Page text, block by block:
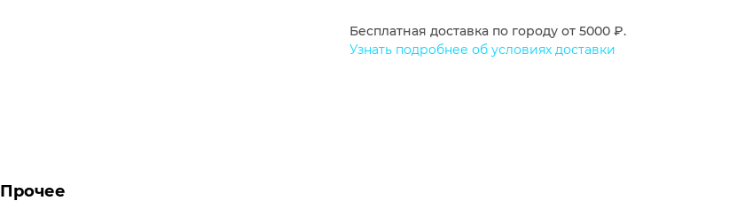
Бесплатная доставка по городу от 5000 ₽.
Узнать подробнее об условиях доставки
Прочее